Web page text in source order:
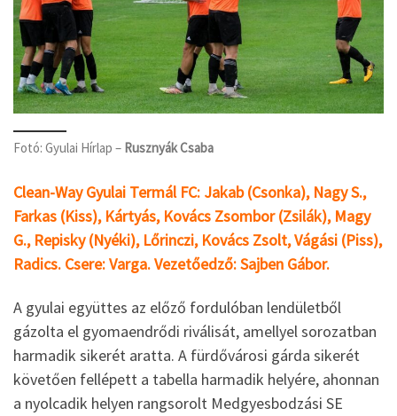
Fotó: Gyulai Hírlap – Rusznyák Csaba
Clean-Way Gyulai Termál FC: Jakab (Csonka), Nagy S.,
Farkas (Kiss), Kártyás, Kovács Zsombor (Zsilák), Magy
G., Repisky (Nyéki), Lőrinczi, Kovács Zsolt, Vágási (Piss),
Radics. Csere: Varga. Vezetőedző: Sajben Gábor.
A gyulai együttes az előző fordulóban lendületből
gázolta el gyomaendrődi riválisát, amellyel sorozatban
harmadik sikerét aratta. A fürdővárosi gárda sikerét
követően fellépett a tabella harmadik helyére, ahonnan
a nyolcadik helyen rangsorolt Medgyesbodzási SE